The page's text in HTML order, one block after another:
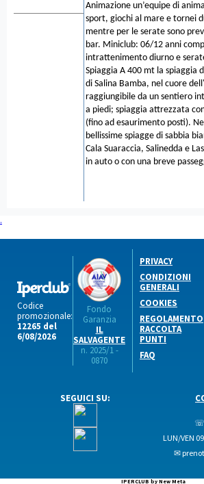
Animazione un’equipe di
sport, giochi al mare e tornei
mentre per le serate sono
bar. Miniclub: 06/12 anni
intrattenimento diurno e
Spiaggia A 400 mt la spiaggia
di Salina Bamba, nel cuore
raggiungibile da un sentiero
a piedi; spiaggia attrezzata
(fino ad esaurimento posti).
bellissime spiagge di sabbia
Cala Suaraccia, Salinedda e
in auto o con una breve
.
Codice
promozionale:
12265 del
6/08/2026
Fondo
Garanzia
IL
SALVAGENTE
n. 2025/1 -
0870
PRIVACY
CONDIZIONI
GENERALI
COOKIES
REGOLAMENTO
RACCOLTA
PUNTI
FAQ
SEGUICI SU:
☏
LUN/VEN
✉
IPERCLUB by New Meta